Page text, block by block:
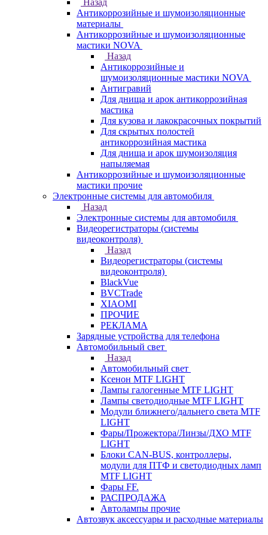
Назад
Антикоррозийные и шумоизоляционные
материалы
Антикоррозийные и шумоизоляционные
мастики NOVA
Назад
Антикоррозийные и
шумоизоляционные мастики NOVA
Антигравий
Для днища и арок антикоррозийная
мастика
Для кузова и лакокрасочных покрытий
Для скрытых полостей
антикоррозийная мастика
Для днища и арок шумоизоляция
напыляемая
Антикоррозийные и шумоизоляционные
мастики прочие
Электронные системы для автомобиля
Назад
Электронные системы для автомобиля
Видеорегистраторы (системы
видеоконтроля)
Назад
Видеорегистраторы (системы
видеоконтроля)
BlackVue
BVCTrade
XIAOMI
ПРОЧИЕ
РЕКЛАМА
Зарядные устройства для телефона
Автомобильный свет
Назад
Автомобильный свет
Ксенон MTF LIGHT
Лампы галогенные MTF LIGHT
Лампы светодиодные MTF LIGHT
Модули ближнего/дальнего света MTF
LIGHT
Фары/Прожектора/Линзы/ДХО MTF
LIGHT
Блоки CAN-BUS, контроллеры,
модули для ПТФ и светодиодных ламп
MTF LIGHT
Фары FF.
РАСПРОДАЖА
Автолампы прочие
Автозвук аксессуары и расходные материалы